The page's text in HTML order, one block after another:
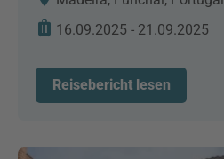
16.09.2025 - 21.09.2025
Reisebericht lesen